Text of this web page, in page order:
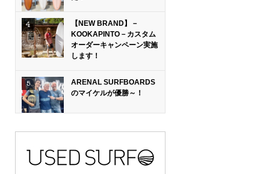
【NEW BRAND】－
KOOKAPINTO－カスタム
オーダーキャンペーン実施
します！
ARENAL SURFBOARDS
のマイケルが優勝～！